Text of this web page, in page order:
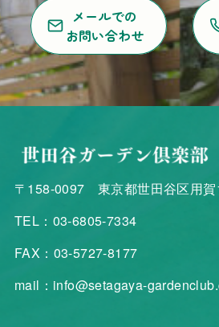
メールでの
お問い合わせ
〒158-0097 東京都世田谷区用賀
TEL：03-6805-7334
FAX：03-5727-8177
mail：info@setagaya-